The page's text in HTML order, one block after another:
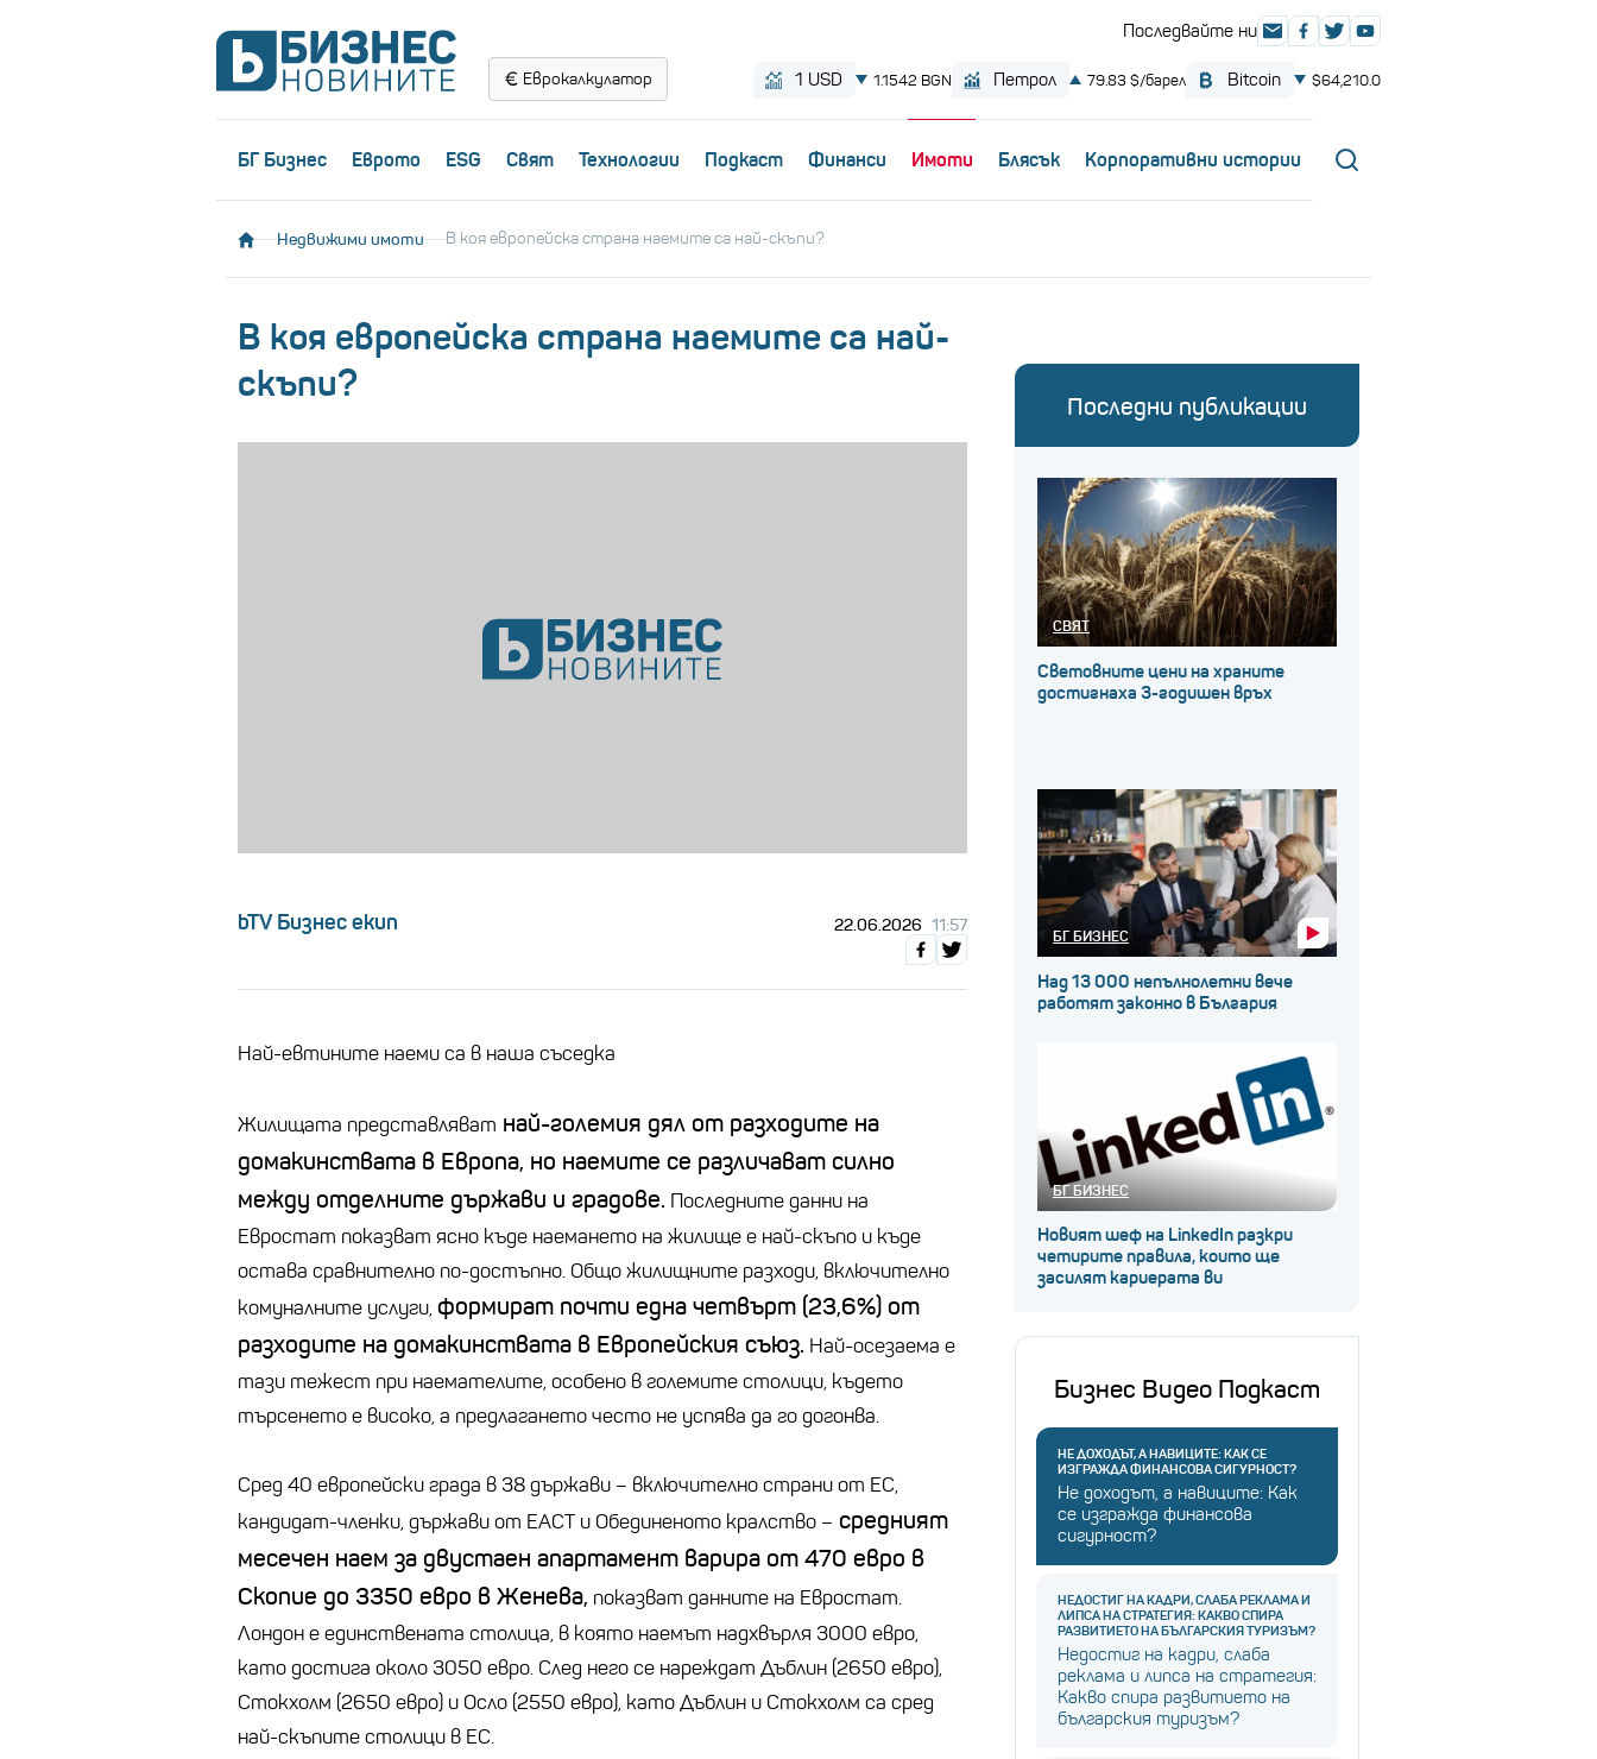
Еврокалкулатор
БГ Бизнес Еврото ESG Свят Технологии Пoдкаст Финанси Имоти Блясък Корпоративни истории
Недвижими имоти В коя европейска страна наемите са най-скъпи?
В коя европейска страна наемите са най-
скъпи?
bTV Бизнес екип 22.06.2026 11:57
Най-евтините наеми са в наша съседка
Жилищата представляват най-големия дял от разходите на
домакинствата в Европа, но наемите се различават силно
между отделните държави и градове. Последните данни на
Евростат показват ясно къде наемането на жилище е най-скъпо и къде
остава сравнително по-достъпно. Общо жилищните разходи, включително
комуналните услуги, формират почти една четвърт (23,6%) от
разходите на домакинствата в Европейския съюз. Най-осезаема е
тази тежест при наемателите, особено в големите столици, където
търсенето е високо, а предлагането често не успява да го догонва.
Сред 40 европейски града в 38 държави – включително страни от ЕС,
кандидат-членки, държави от ЕАСТ и Обединеното кралство – средният
месечен наем за двустаен апартамент варира от 470 евро в
Скопие до 3350 евро в Женева, показват данните на Евростат.
Лондон е единствената столица, в която наемът надхвърля 3000 евро,
като достига около 3050 евро. След него се нареждат Дъблин (2650 евро),
Стокхолм (2650 евро) и Осло (2550 евро), като Дъблин и Стокхолм са сред
най-скъпите столици в ЕС.
Последни публикации
СВЯТ
Световните цени на храните
достигнаха 3-годишен връх
БГ БИЗНЕС
Над 13 000 непълнолетни вече
работят законно в България
БГ БИЗНЕС
Новият шеф на LinkedIn разкри
четирите правила, които ще
засилят кариерата ви
Бизнес Видео Подкаст
НЕ ДОХОДЪТ, А НАВИЦИТЕ: КАК СЕ
ИЗГРАЖДА ФИНАНСОВА СИГУРНОСТ?
Не доходът, а навиците: Как
се изгражда финансова
сигурност?
НЕДОСТИГ НА КАДРИ, СЛАБА РЕКЛАМА И
ЛИПСА НА СТРАТЕГИЯ: КАКВО СПИРА
РАЗВИТИЕТО НА БЪЛГАРСКИЯ ТУРИЗЪМ?
Недостиг на кадри, слаба
реклама и липса на стратегия:
Какво спира развитието на
българския туризъм?